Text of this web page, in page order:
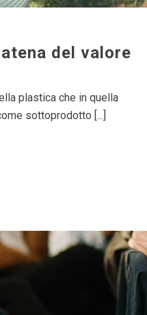
del valore
plastica che in quella
sottoprodotto [...]